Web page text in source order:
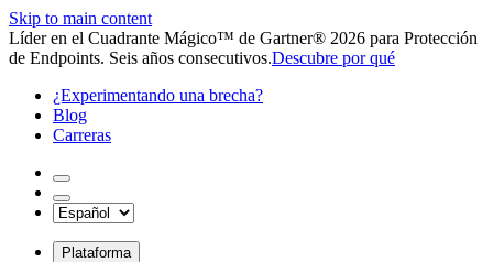
Skip to main content
Líder en el Cuadrante Mágico™ de Gartner® 2026 para Protección
de Endpoints. Seis años consecutivos.Descubre por qué
¿Experimentando una brecha?
Blog
Carreras
Plataforma